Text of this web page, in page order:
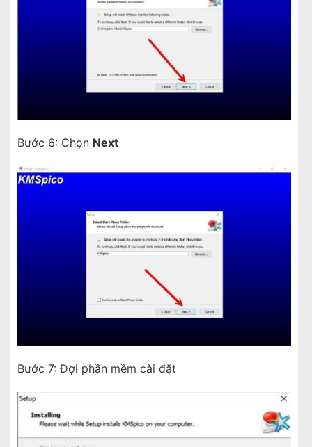
Bước 6: Chọn Next
Bước 7: Đợi phần mềm cài đặt